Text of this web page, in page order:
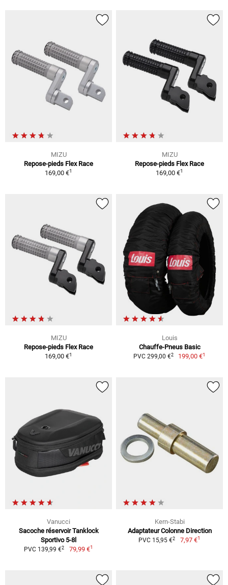
MIZU
Repose-pieds Flex Race
169,00 €1
MIZU
Repose-pieds Flex Race
169,00 €1
MIZU
Repose-pieds Flex Race
169,00 €1
Louis
Chauffe-Pneus Basic
PVC 299,00 €2 199,00 €1
Vanucci
Sacoche réservoir Tanklock
Sportivo 5-8l
PVC 139,99 €2 79,99 €1
Kern-Stabi
Adaptateur Colonne Direction
PVC 15,95 €2 7,97 €1